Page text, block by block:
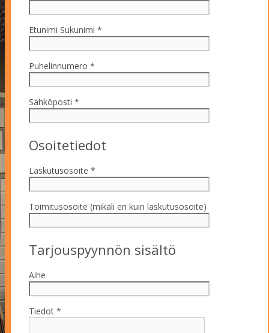
Etunimi Sukunimi *
Puhelinnumero *
Sähköposti *
Osoitetiedot
Laskutusosoite *
Toimitusosoite (mikäli eri kuin laskutusosoite)
Tarjouspyynnön sisältö
Aihe
Tiedot *